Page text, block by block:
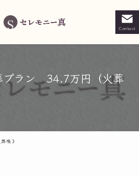
Contact
プラン 34.7万円（火葬
場